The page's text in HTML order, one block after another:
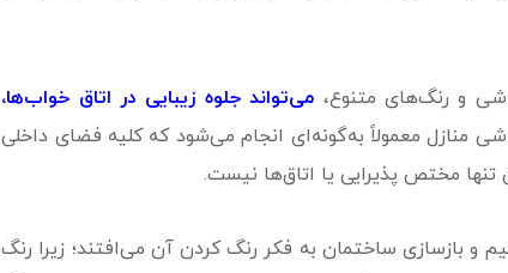
و رنگ‌های متنوع، می‌تواند جلوه زیبایی در اتاق خواب‌ها،
منازل معمولاً به‌گونه‌ای انجام می‌شود که کلیه فضای داخلی
تنها مختص پذیرایی یا اتاق‌ها نیست.
و بازسازی ساختمان به فکر رنگ کردن آن می‌افتند؛ زیرا رنگ